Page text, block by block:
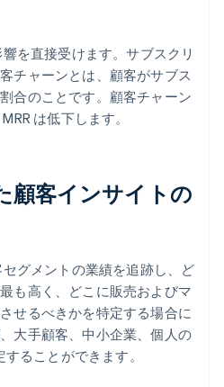
を直接受けます。サブスクリ
チャーンとは、顧客がサブス
合のことです。顧客チャーン
は低下します。
顧客インサイトの
グメントの業績を追跡し、ど
も高く、どこに販売およびマ
せるべきかを特定する場合に
大手顧客、中小企業、個人の
ることができます。